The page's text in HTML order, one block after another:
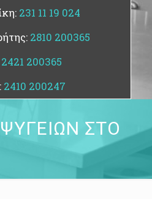
231 11 19 024
2810 200365
2421 200365
2410 200247
ΣΤΟ